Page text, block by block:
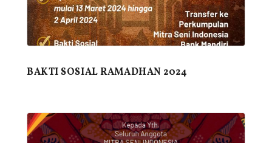
BAKTI SOSIAL RAMADHAN 2024